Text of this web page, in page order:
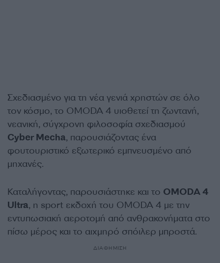
Σχεδιασμένο για τη νέα γενιά χρηστών σε όλο
τον κόσμο, το OMODA 4 υιοθετεί τη ζωντανή,
νεανική, σύγχρονη φιλοσοφία σχεδιασμού
Cyber Mecha, παρουσιάζοντας ένα
φουτουριστικό εξωτερικό εμπνευσμένο από
μηχανές.
Καταλήγοντας, παρουσιάστηκε και το OMODA 4
Ultra, η sport εκδοχή του OMODA 4 με την
εντυπωσιακή αεροτομή από ανθρακονήματα στο
πίσω μέρος και το αιχμηρό σπόιλερ μπροστά.
ΔΙΑΦΗΜΙΣΗ